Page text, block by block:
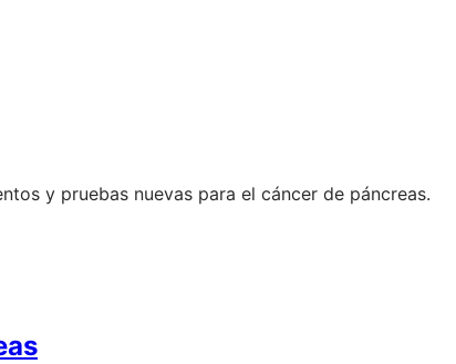
y pruebas nuevas para el cáncer de páncreas.